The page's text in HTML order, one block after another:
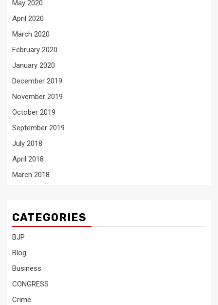
May 2020
April 2020
March 2020
February 2020
January 2020
December 2019
November 2019
October 2019
September 2019
July 2018
April 2018
March 2018
CATEGORIES
BJP
Blog
Business
CONGRESS
Crime